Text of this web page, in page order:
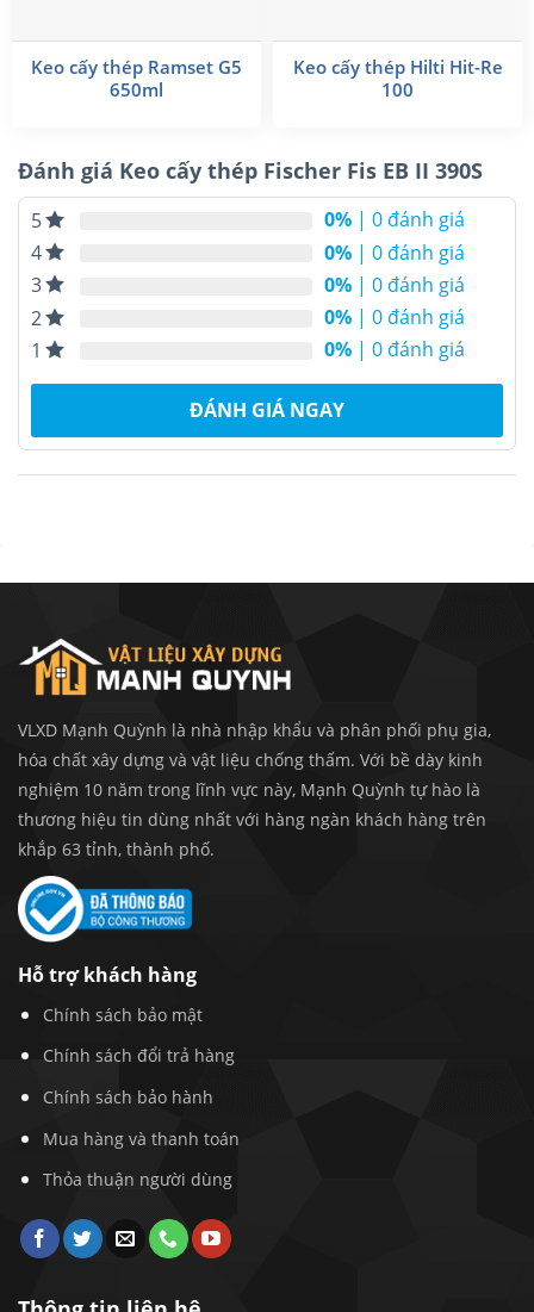
Keo cấy thép Ramset G5
650ml
Keo cấy thép Hilti Hit-Re
100
Đánh giá Keo cấy thép Fischer Fis EB II 390S
5 0% | 0 đánh giá
4
0% | 0 đánh giá
3
0% | 0 đánh giá
2
0% | 0 đánh giá
1
0% | 0 đánh giá
ĐÁNH GIÁ NGAY
VLXD Mạnh Quỳnh là nhà nhập khẩu và phân phối phụ gia,
hóa chất xây dựng và vật liệu chống thấm. Với bề dày kinh
nghiệm 10 năm trong lĩnh vực này, Mạnh Quỳnh tự hào là
thương hiệu tin dùng nhất với hàng ngàn khách hàng trên
khắp 63 tỉnh, thành phố.
Hỗ trợ khách hàng
Chính sách bảo mật
Chính sách đổi trả hàng
Chính sách bảo hành
Mua hàng và thanh toán
Thỏa thuận người dùng